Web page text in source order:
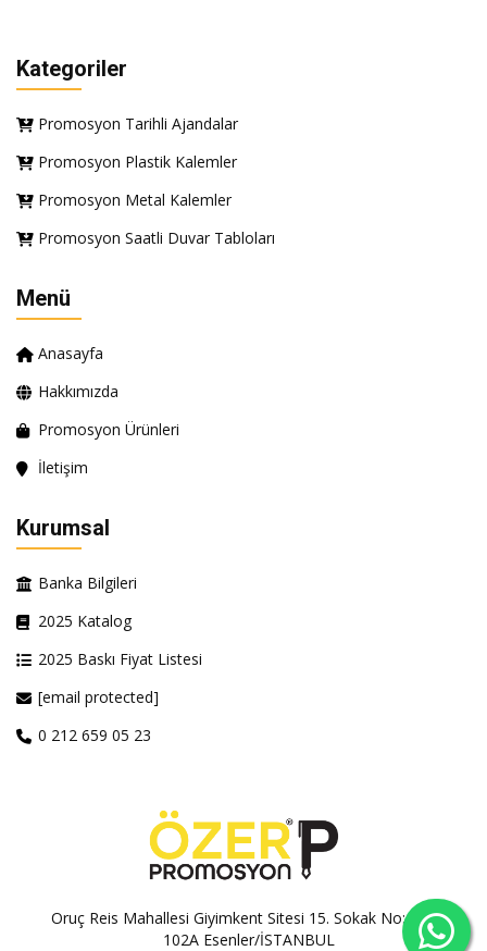
Kategoriler
Promosyon Tarihli Ajandalar
Promosyon Plastik Kalemler
Promosyon Metal Kalemler
Promosyon Saatli Duvar Tabloları
Menü
Anasayfa
Hakkımızda
Promosyon Ürünleri
İletişim
Kurumsal
Banka Bilgileri
2025 Katalog
2025 Baskı Fiyat Listesi
[email protected]
0 212 659 05 23
Oruç Reis Mahallesi Giyimkent Sitesi 15. Sokak No:100A-
102A Esenler/İSTANBUL